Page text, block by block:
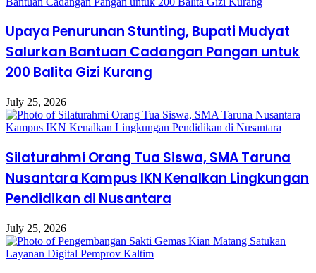
Upaya Penurunan Stunting, Bupati Mudyat
Salurkan Bantuan Cadangan Pangan untuk
200 Balita Gizi Kurang
July 25, 2026
Silaturahmi Orang Tua Siswa, SMA Taruna
Nusantara Kampus IKN Kenalkan Lingkungan
Pendidikan di Nusantara
July 25, 2026